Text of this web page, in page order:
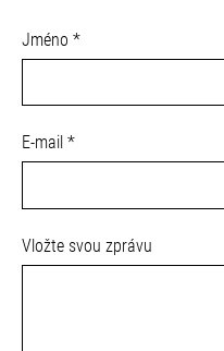
Jméno *
E-mail *
Vložte svou zprávu